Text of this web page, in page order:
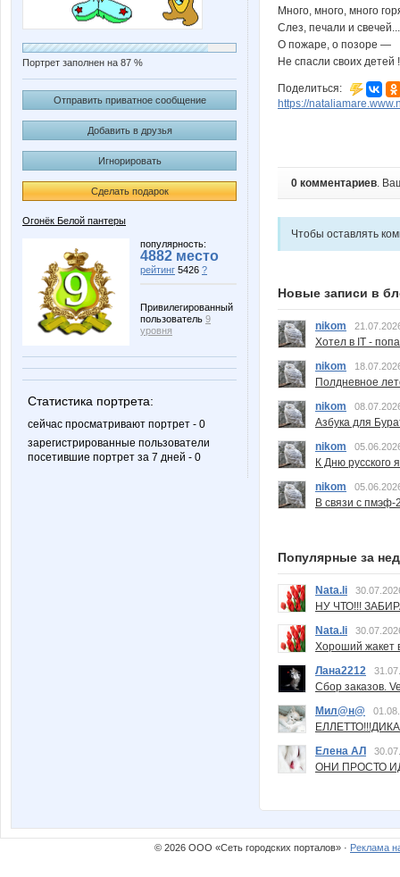
Портрет заполнен на 87 %
Отправить приватное сообщение
Добавить в друзья
Игнорировать
Сделать подарок
Огонёк Белой пантеры
популярность:
4882 место
рейтинг 5426 ?
Привилегированный
пользователь 9
уровня
Статистика портрета:
сейчас просматривают портрет - 0
зарегистрированные пользователи
посетившие портрет за 7 дней - 0
Много, много, много
Слез, печали и свечей...
О пожаре, о позоре —
Не спасли своих детей
Поделиться:
https://
0 комментариев.
Чтобы оставлять
Новые записи в
nikom
Хотел в IT -
nikom
Полдневное
nikom
Азбука для
nikom
К Дню русского
nikom
В связи с пмэф-
Популярные за
Nata.li
НУ ЧТО!!!
Nata.li
Хороший жакет
Лана2212
Сбор заказов.
Мил@н@
Елена АЛ
ОНИ ПРОСТО
© 2026 ООО «Сеть городских порталов» · Реклама